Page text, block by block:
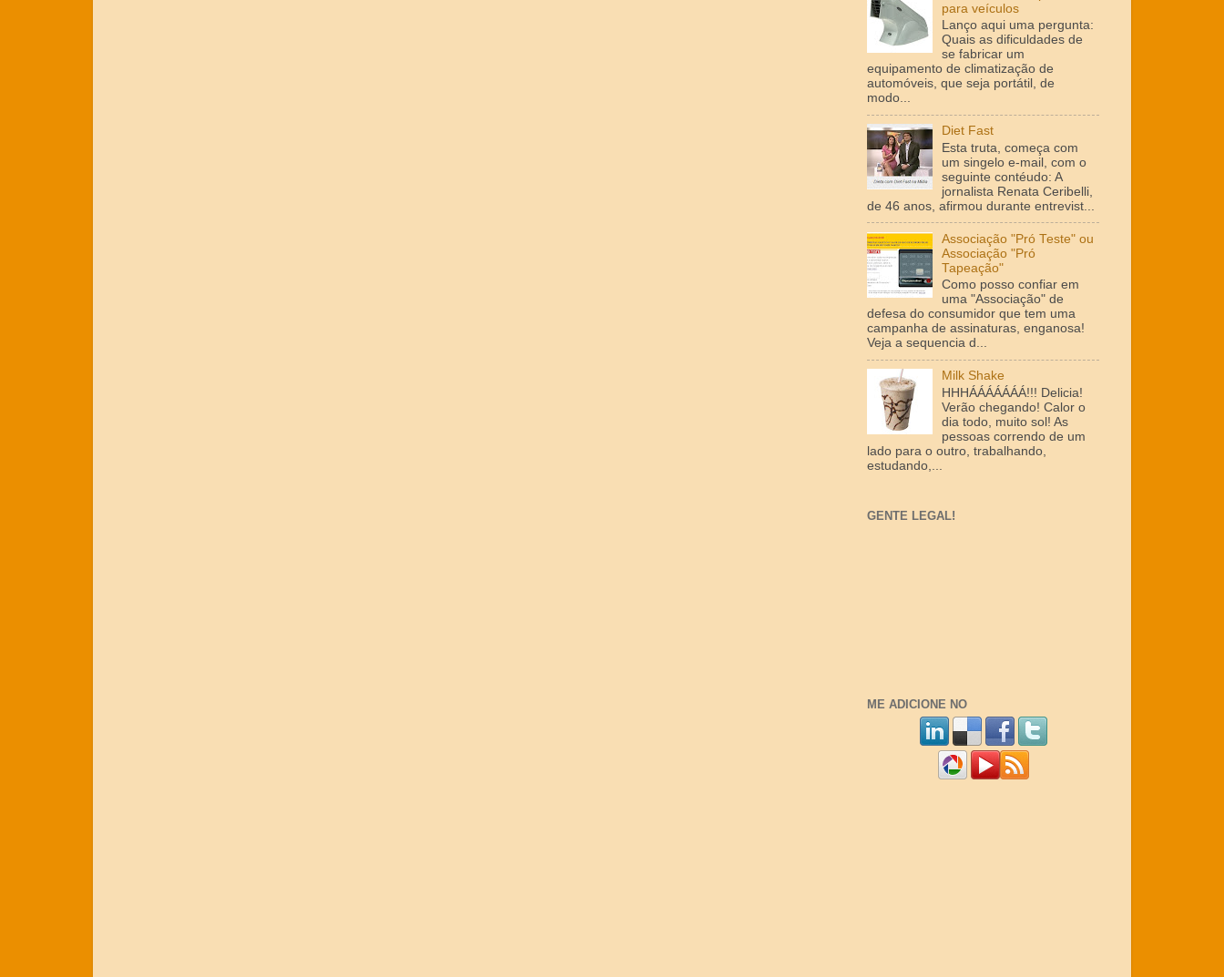
para veículos
Lanço aqui uma pergunta:
Quais as dificuldades de
se fabricar um
equipamento de climatização de
automóveis, que seja portátil, de
modo...
Diet Fast
Esta truta, começa com
um singelo e-mail, com o
seguinte contéudo: A
jornalista Renata Ceribelli,
de 46 anos, afirmou durante entrevist...
Associação "Pró Teste" ou
Associação "Pró
Tapeação"
Como posso confiar em
uma "Associação" de
defesa do consumidor que tem uma
campanha de assinaturas, enganosa!
Veja a sequencia d...
Milk Shake
HHHÁÁÁÁÁÁÁ!!! Delicia!
Verão chegando! Calor o
dia todo, muito sol! As
pessoas correndo de um
lado para o outro, trabalhando,
estudando,...
GENTE LEGAL!
ME ADICIONE NO